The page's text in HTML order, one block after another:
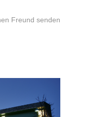
Freund senden